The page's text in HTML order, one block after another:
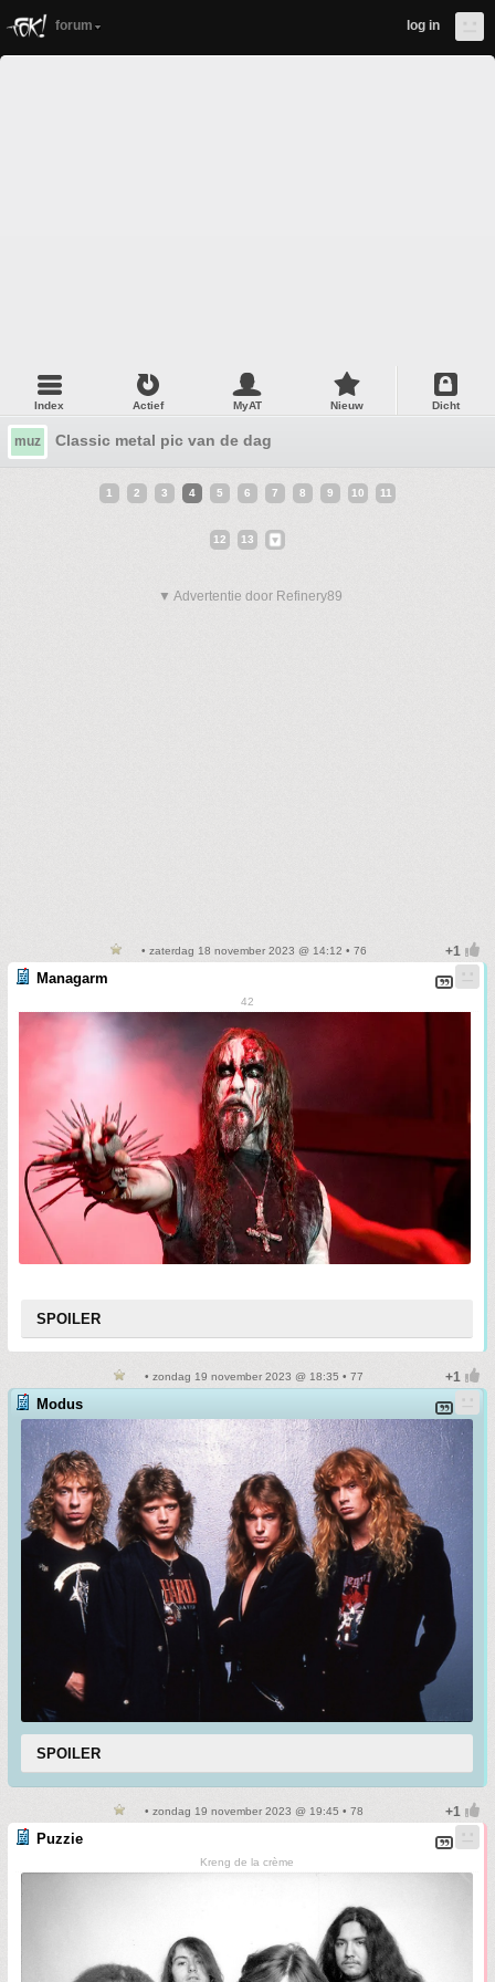
forum log in
Index Actief MyAT Nieuw Dicht
muz Classic metal pic van de dag
1 2 3 4 5 6 7 8 9 10 11
12 13
▼ Advertentie door Refinery89
• zaterdag 18 november 2023 @ 14:12 • 76
Managarm
42
SPOILER
• zondag 19 november 2023 @ 18:35 • 77
Modus
SPOILER
• zondag 19 november 2023 @ 19:45 • 78
Puzzie
Kreng de la crème